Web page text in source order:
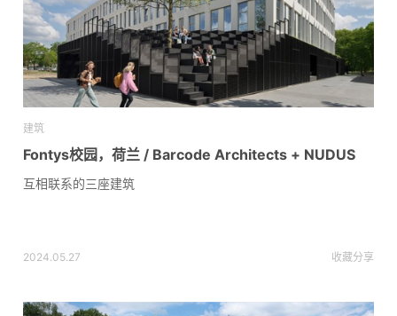
建筑
Fontys校园，荷兰 / Barcode Architects + NUDUS
互相联系的三座建筑
2024.05.27 收藏分享